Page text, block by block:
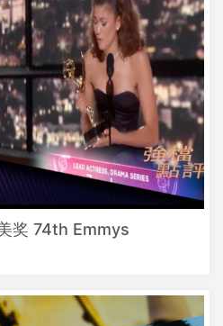
奖 74th Emmys